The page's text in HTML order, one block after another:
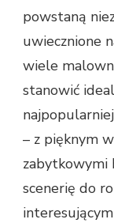
powstaną
uwiecznione
wiele
stanowić
– z pięknym
zabytkowymi
scenerię do